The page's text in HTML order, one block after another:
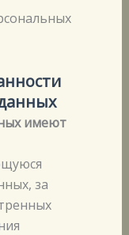
имеют
за